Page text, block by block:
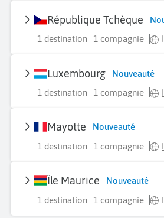
République Tchèque
1 destination
1 compagnie
Luxembourg
Nouveauté
1 destination
1 compagnie
Mayotte
Nouveauté
1 destination
1 compagnie
Île Maurice
Nouveauté
1 destination
1 compagnie